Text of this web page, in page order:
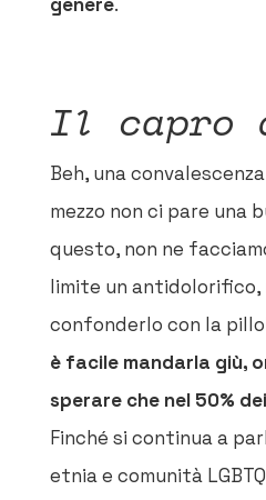
Il capro
Beh, una
mezzo non ci pare una
questo, non ne
limite un antidolorifico,
confonderlo con la
è facile mandarla giù,
sperare che nel 50%
Finché si continua a
etnia e comunità